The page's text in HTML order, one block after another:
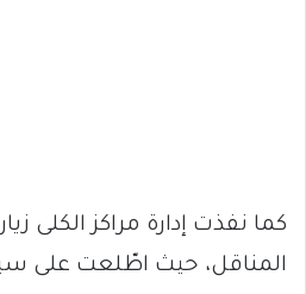
كما نفذت إدارة مراكز الكلى
المناقل، حيث اطّلعت على